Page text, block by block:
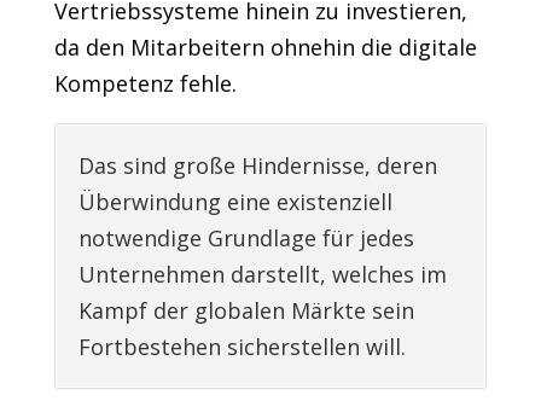
Vertriebssysteme hinein zu investieren,
da den Mitarbeitern ohnehin die digitale
Kompetenz fehle.
Das sind große Hindernisse, deren
Überwindung eine existenziell
notwendige Grundlage für jedes
Unternehmen darstellt, welches im
Kampf der globalen Märkte sein
Fortbestehen sicherstellen will.